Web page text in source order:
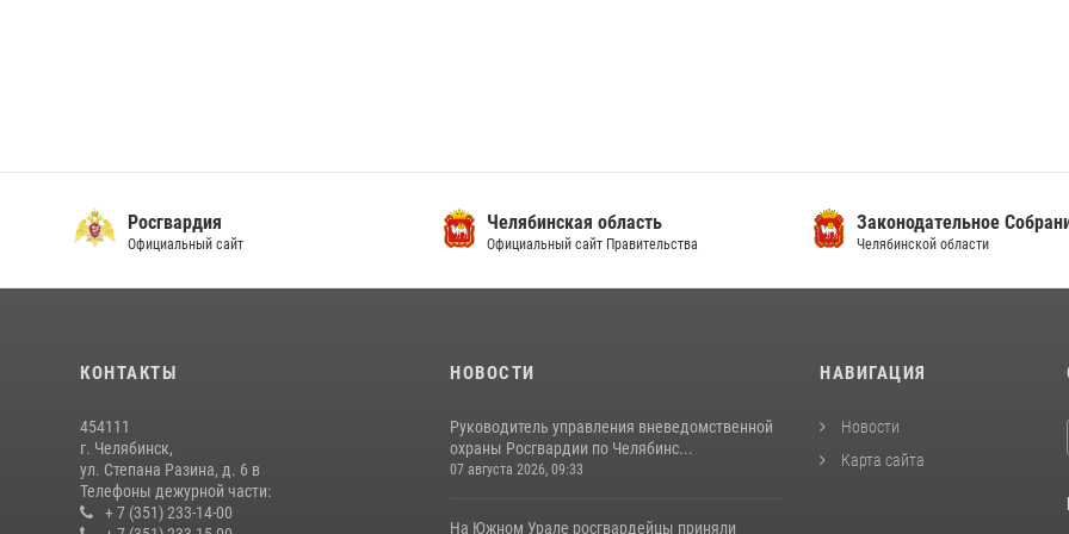
Росгвардия
Официальный сайт
Челябинская область
Официальный сайт Правительства
Законодательное
Челябинской области
КОНТАКТЫ
454111
г. Челябинск,
ул. Степана Разина, д. 6 в
Телефоны дежурной части:
+ 7 (351) 233-14-00
НОВОСТИ
Руководитель управления вневедомственной
охраны Росгвардии по Челябинс...
07 августа 2026, 09:33
На Южном Урале росгвардейцы приняли
НАВИГАЦИЯ
Новости
Карта сайта